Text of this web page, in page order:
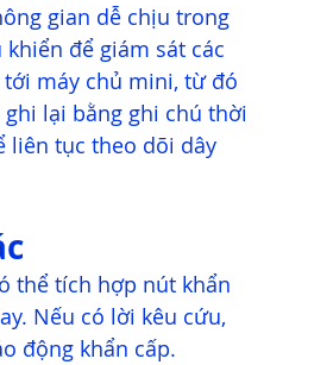
gian dễ chịu trong
để giám sát các
máy chủ mini, từ đó
lại bằng ghi chú thời
liên tục theo dõi dây
thể tích hợp nút khẩn
Nếu có lời kêu cứu,
động khẩn cấp.